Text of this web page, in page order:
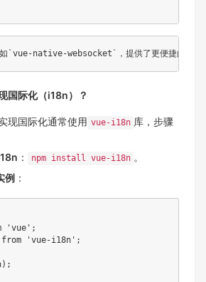
国际化（i18n）？
现国际化通常使用 vue-i18n 库，步骤
： npm install vue-i18n 。
例 ：
'vue' ;
from 'vue-i18n' ;
) ;